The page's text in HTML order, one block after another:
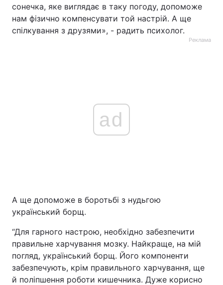
сонечка, яке виглядає в таку погоду, допоможе
нам фізично компенсувати той настрій. А ще
спілкування з друзями», - радить психолог.
Реклама
ad
А ще допоможе в боротьбі з нудьгою
український борщ.
“Для гарного настрою, необхідно забезпечити
правильне харчування мозку. Найкраще, на мій
погляд, український борщ. Його компоненти
забезпечують, крім правильного харчування, ще
й поліпшення роботи кишечника. Дуже корисно